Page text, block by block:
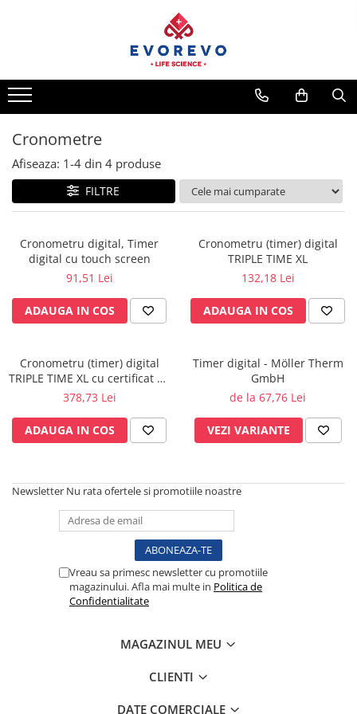
Medical
Nebulizatoare
Concentratoare oxigen
Dopplere
Pulsoximetrie
Senzori SpO2
Cabluri extensie
Capnometre
Negatoscoape
Perfuzomate
Injectomate
CPAP si AUTOCPAP
Instrumentar
Oxigenatoare
Statii gaze medicinale
Prize gaze medicinale
Regulatoare presiune gaze
medicinale
Butelii gaze medicale
Carucioare butelii gaze
Componente statii gaze
Panouri control si alarmare
Cronometre
Afiseaza: 1-4 din 4 produse
FILTRE
Cronometru digital, Timer
digital cu touch screen
91,51 Lei
ADAUGA IN COS
Cronometru (timer) digital
TRIPLE TIME XL
132,18 Lei
ADAUGA IN COS
Cronometru (timer) digital
TRIPLE TIME XL cu certificat de
etalonare BRML
378,73 Lei
ADAUGA IN COS
Timer digital - Möller Therm
GmbH
de la 67,76 Lei
VEZI VARIANTE
Newsletter Nu rata ofertele si promotiile noastre
Vreau sa primesc newsletter cu promotiile
magazinului. Afla mai multe in Politica de
Confidentialitate
MAGAZINUL MEU
CLIENTI
DATE COMERCIALE